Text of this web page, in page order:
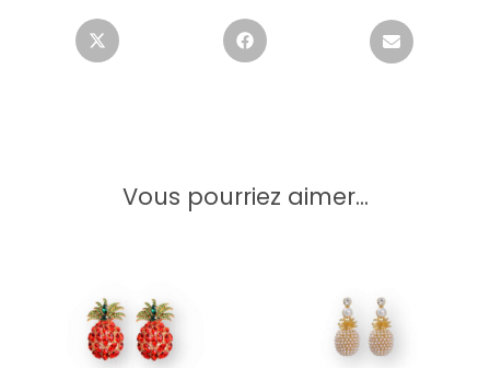
Vous pourriez aimer...